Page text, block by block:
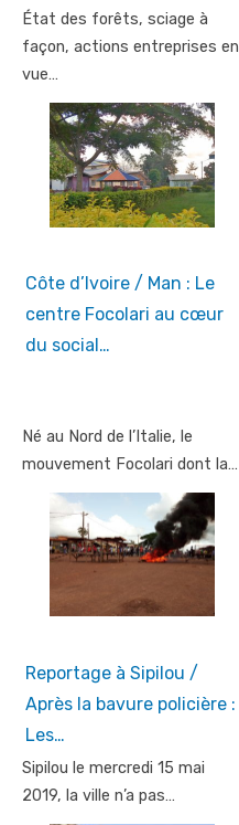
État des forêts, sciage à
façon, actions entreprises en
vue…
Côte d’Ivoire / Man : Le
centre Focolari au cœur
du social…
Né au Nord de l’Italie, le
mouvement Focolari dont la…
Reportage à Sipilou /
Après la bavure policière :
Les…
Sipilou le mercredi 15 mai
2019, la ville n’a pas…